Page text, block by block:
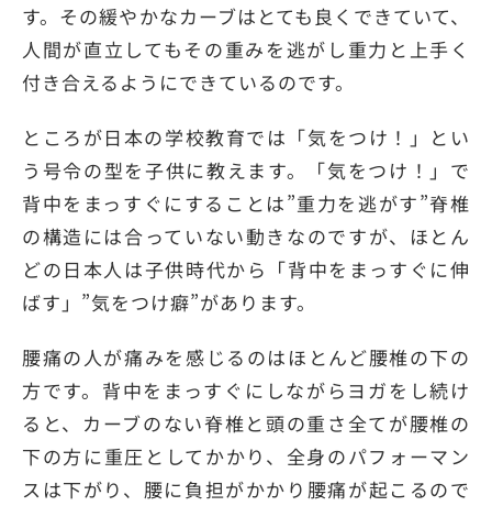
す。その緩やかなカーブはとても良くできていて、
人間が直立してもその重みを逃がし重力と上手く
付き合えるようにできているのです。
ところが日本の学校教育では「気をつけ！」とい
う号令の型を子供に教えます。「気をつけ！」で
背中をまっすぐにすることは”重力を逃がす”脊椎
の構造には合っていない動きなのですが、ほとん
どの日本人は子供時代から「背中をまっすぐに伸
ばす」”気をつけ癖”があります。
腰痛の人が痛みを感じるのはほとんど腰椎の下の
方です。背中をまっすぐにしながらヨガをし続け
ると、カーブのない脊椎と頭の重さ全てが腰椎の
下の方に重圧としてかかり、全身のパフォーマン
スは下がり、腰に負担がかかり腰痛が起こるので